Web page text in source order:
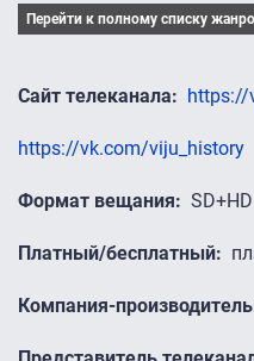
Перейти к полному списку
Сайт телеканала https://
https://vk.com/viju_history
Формат вещания SD+HD
Платный/бесплатный
Компания-производитель